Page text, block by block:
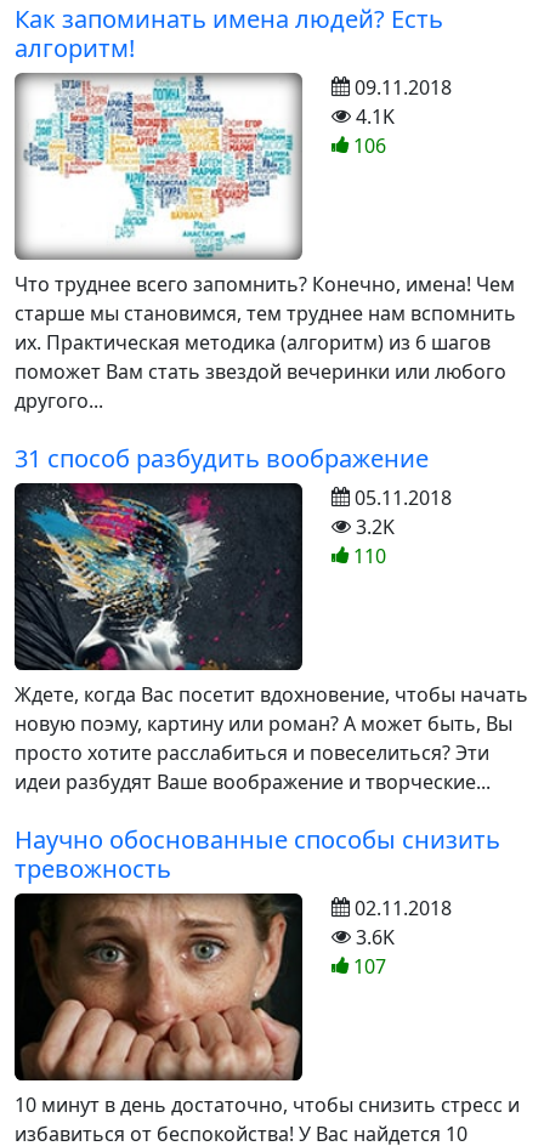
Как запоминать имена людей? Есть
алгоритм!
Что труднее всего запомнить? Конечно, имена! Чем
старше мы становимся, тем труднее нам вспомнить
их. Практическая методика (алгоритм) из 6 шагов
поможет Вам стать звездой вечеринки или любого
другого...
09.11.2018
4.1K
106
31 способ разбудить воображение
Ждете, когда Вас посетит вдохновение, чтобы начать
новую поэму, картину или роман? А может быть, Вы
просто хотите расслабиться и повеселиться? Эти
идеи разбудят Ваше воображение и творческие...
05.11.2018
3.2K
110
Научно обоснованные способы снизить
тревожность
10 минут в день достаточно, чтобы снизить стресс и
избавиться от беспокойства! У Вас найдется 10
02.11.2018
3.6K
107